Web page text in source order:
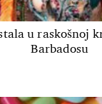
u raskošnoj
Barbadosu